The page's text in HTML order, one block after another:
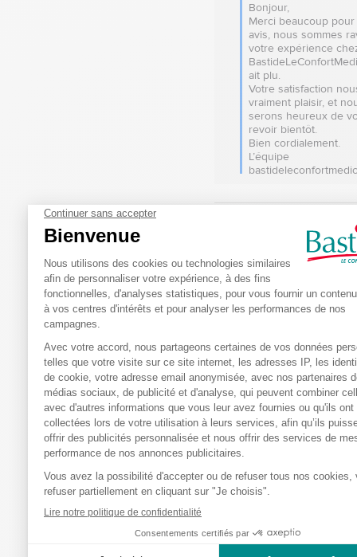
Bonjour,
Merci beaucoup
avis, nous sommes
votre expérience
ait plu.
Votre satisfaction
vraiment plaisir, et
serons heureux de
revoir bientôt.
Bien cordialement.
L’équipe
5/
Bon produit belle couleur
Avis du 14/07/2026 , suite à
02/07/2026
CHRISTINE G.
Réponse de
Bonjour,
Merci beaucoup
retour, cela nous fait
expérience a été
commentaires nous
encouragent à